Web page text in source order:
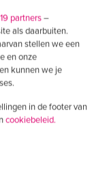
19 partners–
als daarbuiten.
stellen we een
en onze
kunnen we je
in de footer van
cookiebeleid.
of advies
dag?